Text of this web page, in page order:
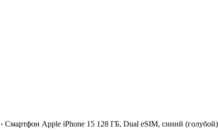
› Смартфон Apple iPhone 15 128 ГБ, Dual еSIM, синий (голубой)